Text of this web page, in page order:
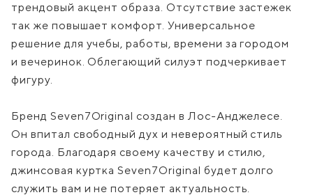
трендовый акцент образа. Отсутствие застежек
так же повышает комфорт. Универсальное
решение для учебы, работы, времени за городом
и вечеринок. Облегающий силуэт подчеркивает
фигуру.
Бренд Seven7Original создан в Лос-Анджелесе.
Он впитал свободный дух и невероятный стиль
города. Благодаря своему качеству и стилю,
джинсовая куртка Seven7Original будет долго
служить вам и не потеряет актуальность.